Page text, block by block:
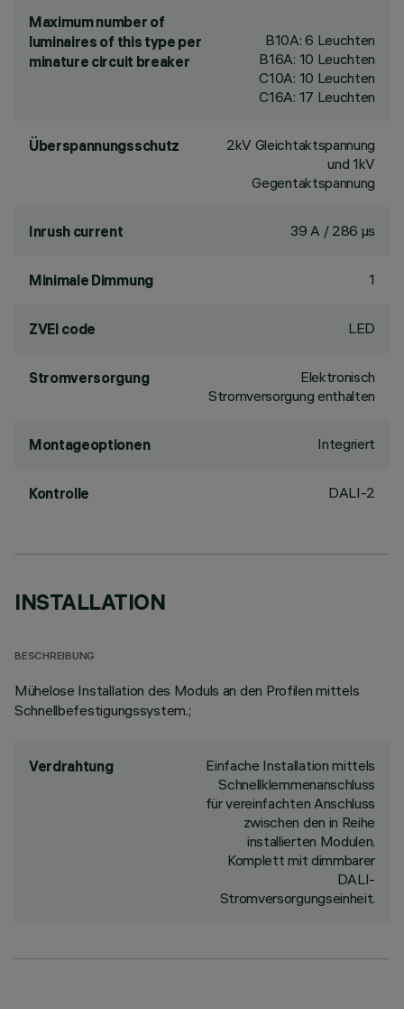
Maximum number of
luminaires of this type per
minature circuit breaker
B10A: 6 Leuchten
B16A: 10 Leuchten
C10A: 10 Leuchten
C16A: 17 Leuchten
Überspannungsschutz
2kV Gleichtaktspannung
und 1kV
Gegentaktspannung
Inrush current 39 A / 286 µs
Minimale Dimmung 1
ZVEI code LED
Stromversorgung
Elektronisch
Stromversorgung enthalten
Montageoptionen Integriert
Kontrolle DALI-2
INSTALLATION
BESCHREIBUNG
Mühelose Installation des Moduls an den Profilen mittels
Schnellbefestigungssystem.;
Verdrahtung
Einfache Installation mittels
Schnellklemmenanschluss
für vereinfachten Anschluss
zwischen den in Reihe
installierten Modulen.
Komplett mit dimmbarer
DALI-
Stromversorgungseinheit.